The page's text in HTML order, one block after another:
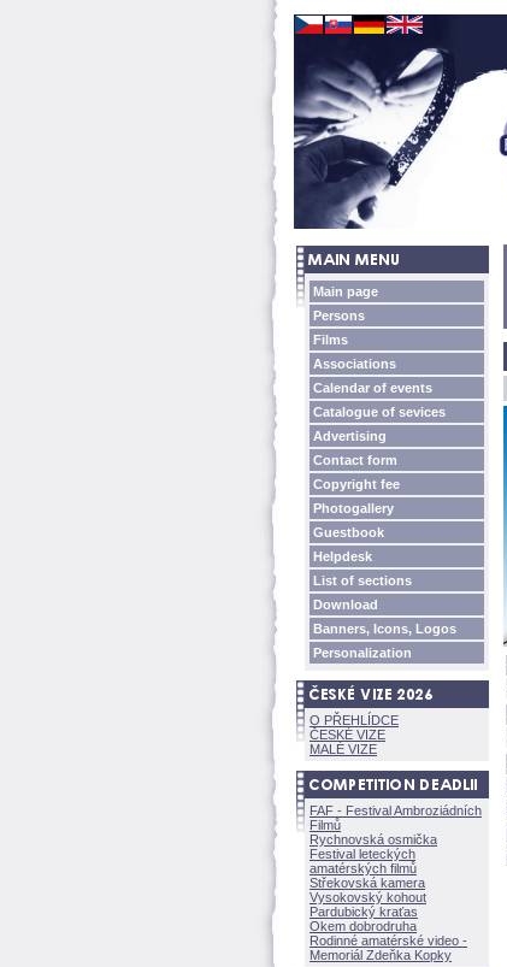
Main page
Persons
Films
Associations
Calendar of events
Catalogue of sevices
Advertising
Contact form
Copyright fee
Photogallery
Guestbook
Helpdesk
List of sections
Download
Banners, Icons, Logos
Personalization
O PŘEHLÍDCE
ČESKÉ VIZE
MALÉ VIZE
FAF - Festival Ambroziádních
Filmů
Rychnovská osmička
Festival leteckých
amatérských filmů
Střekovská kamera
Vysokovský kohout
Pardubický kraťas
Okem dobrodruha
Rodinné amatérské video -
Memoriál Zdeňka Kopky